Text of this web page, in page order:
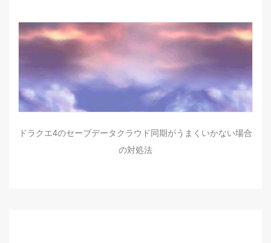
ドラクエ4のセーブデータクラウド同期がうまくいかない場合
の対処法